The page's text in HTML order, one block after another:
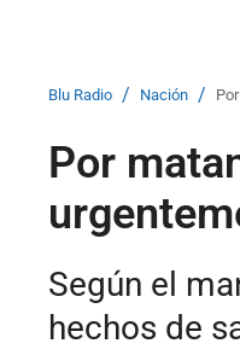
Blu Radio / Nación /
Por
Según el
hechos de